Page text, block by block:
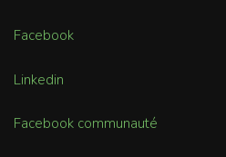
Facebook
Linkedin
Facebook communauté